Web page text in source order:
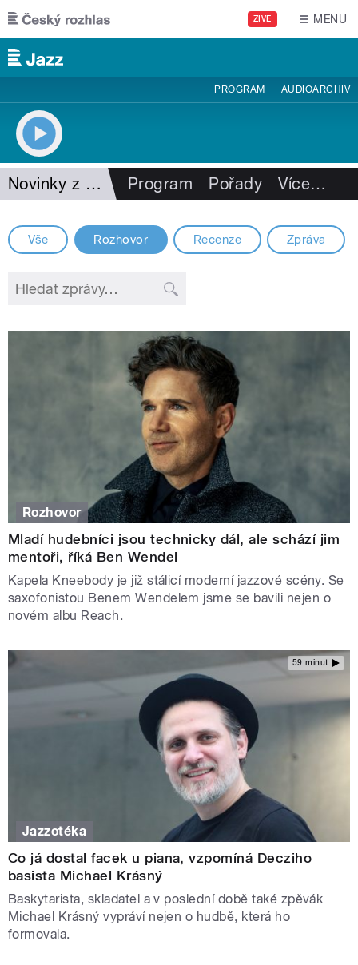
Přejít k hlavnímu obsahu
ŽIVĚ MENU
PROGRAM AUDIOARCHIV
Novinky z jazzu Program Pořady Více…
Vše Rozhovor Recenze Zpráva
Rozhovor
Mladí hudebníci jsou technicky dál, ale schází jim
mentoři, říká Ben Wendel
Kapela Kneebody je již stálicí moderní jazzové scény. Se
saxofonistou Benem Wendelem jsme se bavili nejen o
novém albu Reach.
59 minut
Jazzotéka
Co já dostal facek u piana, vzpomíná Decziho
basista Michael Krásný
Baskytarista, skladatel a v poslední době také zpěvák
Michael Krásný vypráví nejen o hudbě, která ho
formovala.